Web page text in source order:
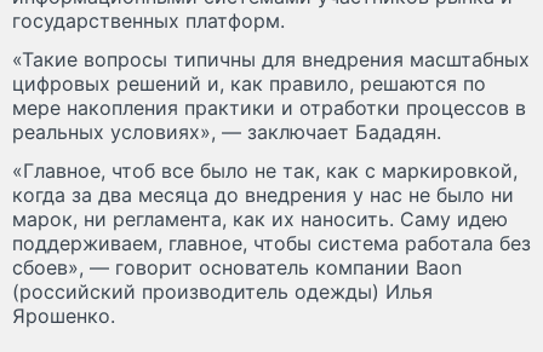
государственных платформ.
«Такие вопросы типичны для внедрения масштабных
цифровых решений и, как правило, решаются по
мере накопления практики и отработки процессов в
реальных условиях», — заключает Бададян.
«Главное, чтоб все было не так, как с маркировкой,
когда за два месяца до внедрения у нас не было ни
марок, ни регламента, как их наносить. Саму идею
поддерживаем, главное, чтобы система работала без
сбоев», — говорит основатель компании Baon
(российский производитель одежды) Илья
Ярошенко.